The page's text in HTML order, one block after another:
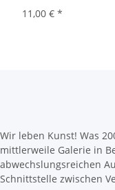
11,00 € *
Wir leben Kunst! Was
mittlerweile Galerie in
abwechslungsreichen
Schnittstelle zwischen